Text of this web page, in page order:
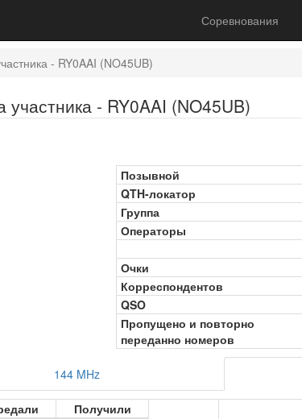
Соревнования
- RY0AAI (NO45UB)
участника - RY0AAI (NO45UB)
Позывной
QTH-локатор
Группа
Операторы
Очки
Корреспондентов
QSO
Пропущено и повторно
переданно номеров
144 MHz
Получили